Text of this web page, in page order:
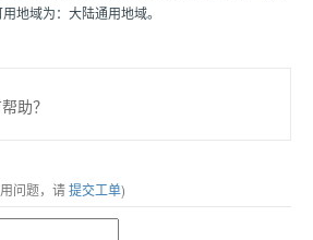
地域为：大陆通用地域。
助？
问题，请提交工单)